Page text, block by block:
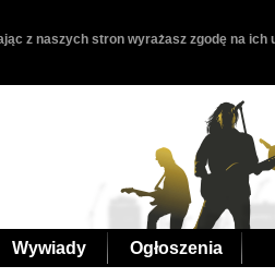
z naszych stron wyrażasz zgodę na ich
Wywiady Ogłoszenia